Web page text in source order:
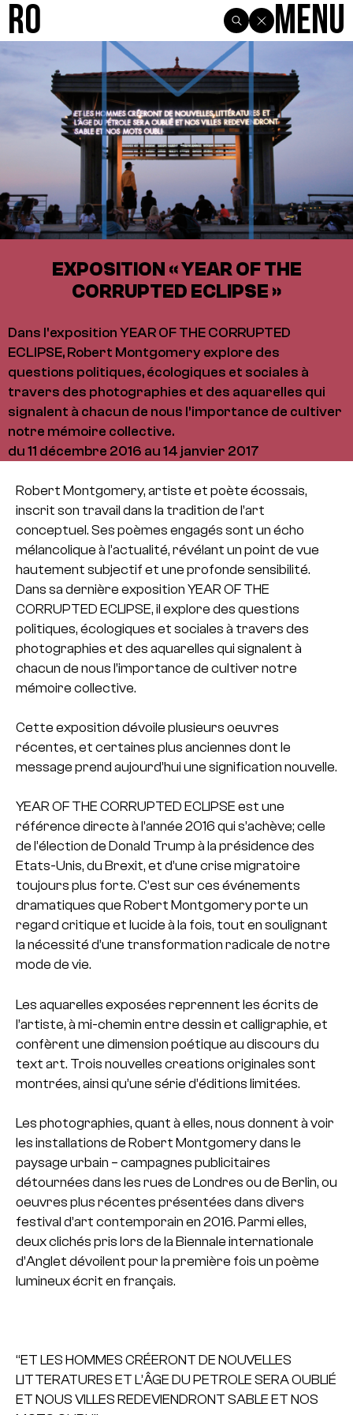
R0 Menu
EXPOSITION « YEAR OF THE
CORRUPTED ECLIPSE »
Dans l'exposition YEAR OF THE CORRUPTED
ECLIPSE, Robert Montgomery explore des
questions politiques, écologiques et sociales à
travers des photographies et des aquarelles qui
signalent à chacun de nous l’importance de cultiver
notre mémoire collective.
du 11 décembre 2016 au 14 janvier 2017
Robert Montgomery, artiste et poète écossais,
inscrit son travail dans la tradition de l’art
conceptuel. Ses poèmes engagés sont un écho
mélancolique à l’actualité, révélant un point de vue
hautement subjectif et une profonde sensibilité.
Dans sa dernière exposition YEAR OF THE
CORRUPTED ECLIPSE, il explore des questions
politiques, écologiques et sociales à travers des
photographies et des aquarelles qui signalent à
chacun de nous l’importance de cultiver notre
mémoire collective.
Cette exposition dévoile plusieurs oeuvres
récentes, et certaines plus anciennes dont le
message prend aujourd’hui une signification nouvelle.
YEAR OF THE CORRUPTED ECLIPSE est une
référence directe à l’année 2016 qui s’achève; celle
de l’élection de Donald Trump à la présidence des
Etats-Unis, du Brexit, et d’une crise migratoire
toujours plus forte. C’est sur ces événements
dramatiques que Robert Montgomery porte un
regard critique et lucide à la fois, tout en soulignant
la nécessité d’une transformation radicale de notre
mode de vie.
Les aquarelles exposées reprennent les écrits de
l’artiste, à mi-chemin entre dessin et calligraphie, et
confèrent une dimension poétique au discours du
text art. Trois nouvelles creations originales sont
montrées, ainsi qu’une série d’éditions limitées.
Les photographies, quant à elles, nous donnent à voir
les installations de Robert Montgomery dans le
paysage urbain – campagnes publicitaires
détournées dans les rues de Londres ou de Berlin, ou
oeuvres plus récentes présentées dans divers
festival d’art contemporain en 2016. Parmi elles,
deux clichés pris lors de la Biennale internationale
d’Anglet dévoilent pour la première fois un poème
lumineux écrit en français.
“ET LES HOMMES CRÉERONT DE NOUVELLES
LITTERATURES ET L’ÂGE DU PETROLE SERA OUBLIÉ
ET NOUS VILLES REDEVIENDRONT SABLE ET NOS